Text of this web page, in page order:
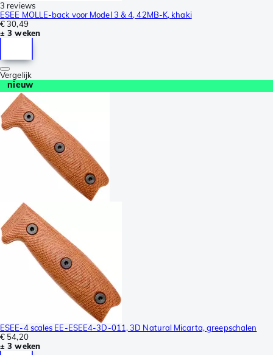
3 reviews
ESEE MOLLE-back voor Model 3 & 4, 42MB-K, khaki
€ 30,49
± 3 weken
Vergelijk
nieuw
ESEE-4 scales EE-ESEE4-3D-011, 3D Natural Micarta, greepschalen
€ 54,20
± 3 weken